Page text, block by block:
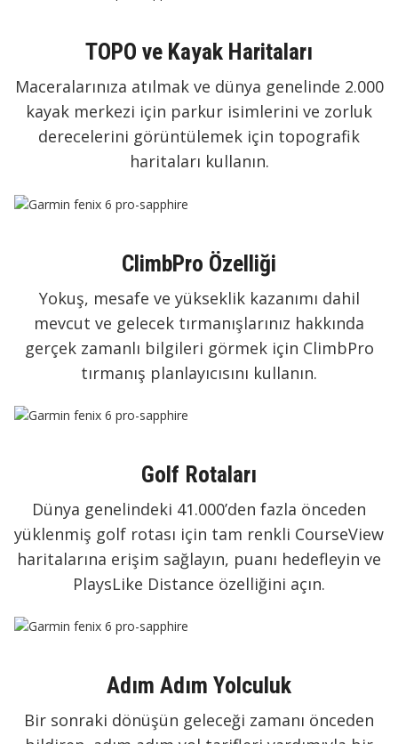
TOPO ve Kayak Haritaları
Maceralarınıza atılmak ve dünya genelinde 2.000
kayak merkezi için parkur isimlerini ve zorluk
derecelerini görüntülemek için topografik
haritaları kullanın.
ClimbPro Özelliği
Yokuş, mesafe ve yükseklik kazanımı dahil
mevcut ve gelecek tırmanışlarınız hakkında
gerçek zamanlı bilgileri görmek için ClimbPro
tırmanış planlayıcısını kullanın.
Golf Rotaları
Dünya genelindeki 41.000’den fazla önceden
yüklenmiş golf rotası için tam renkli CourseView
haritalarına erişim sağlayın, puanı hedefleyin ve
PlaysLike Distance özelliğini açın.
Adım Adım Yolculuk
Bir sonraki dönüşün geleceği zamanı önceden